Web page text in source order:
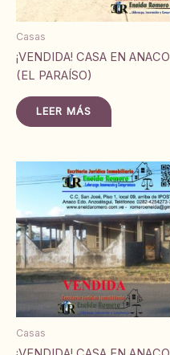
Casas
¡VENDIDA! CASA EN ANACO
(EL PARAÍSO)
LEER MÁS
Casas